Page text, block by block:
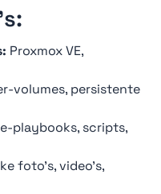
Proxmox VE,
volumes, persistente
playbooks, scripts,
foto's, video's,